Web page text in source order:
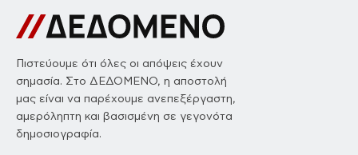
Πιστεύουμε ότι όλες οι απόψεις έχουν
σημασία. Στο ΔΕΔΟΜΕΝΟ, η αποστολή
μας είναι να παρέχουμε ανεπεξέργαστη,
αμερόληπτη και βασισμένη σε γεγονότα
δημοσιογραφία.